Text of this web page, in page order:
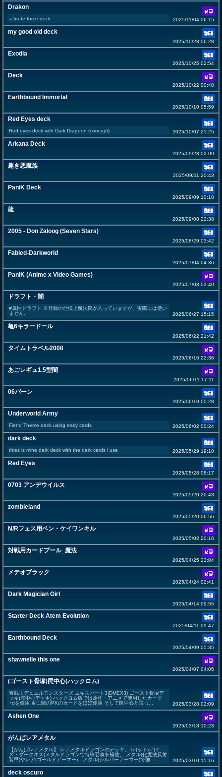
Drakon
a brute force deck 2025/11/04 06:15
my good old deck
2025/10/28 06:28
Exodia
2025/10/25 02:54
Deck
2025/10/22 00:48
Earthbound Immortal
2025/10/10 05:59
Red Eyes deck
Red eyes deck with Dark Dragoon (concept) 2025/10/07 21:25
Arkana Deck
2025/09/23 02:09
趣き悪魔族
2025/09/11 20:43
PaniK Deck
2025/09/09 10:18
龍
2025/09/08 22:38
2005 - Don Zaloog (Seven Stars)
2025/08/29 03:42
Fabled-Darkworld
2025/07/04 04:36
PaniK (Anime x Video Games)
2025/07/03 03:40
ドラフト・闇
#属性ドラフト ※登録の仕様上魔法罠が入っていますが、実際には使い
ません。
2025/06/27 15:15
亀6キラードール
2025/06/22 21:42
タイムトラベル2008
2025/06/16 22:36
あごレギュ1.5型闇
2025/06/11 17:11
06バーン
2025/06/10 00:28
Underworld Army
Fiend Theme deck using early cards 2025/06/02 00:24
dark deck
thies is mine dark deck with the dark cards i use 2025/05/29 19:10
Red Eyes
2025/05/28 08:17
0703 アンデウイルス
2025/05/20 20:43
zombieland
2025/05/20 06:56
N/Rフェス用ベン・ケイワンキル
2025/05/02 20:16
対戦用カードプール_魔法
2025/04/25 23:04
メテオブラック
2025/04/24 02:41
Dark Magician Girl
2025/04/14 09:55
Starter Deck Atem Evolution
2025/04/11 09:47
Earthbound Deck
2025/04/09 05:35
shawnelle this one
2025/04/07 04:05
(ゴースト骨塚)罠中心(ハックロム)
遊戯王デュエルモンスターズ エキスパート3(DMEX3) ゴースト骨塚デ
ッキ(罠中心デッキ) ハックロム版では原作・アニメで使用したカード
+αを使用 更に闇のPKのカードをほぼ使用 そして罠中心と言っ...
2025/03/28 02:09
Ashen One
2025/03/18 10:23
がんばレアメタル
【がんばレアメタル】 レアメタルドラゴンのデッキ。 レ(ッド)ア(イ
ズ・ダークネス)メタルドラゴンで特殊召喚を補佐、 メタル(化魔法反射
装甲)やレア(ゴールドアーマー)、メタル(シルバーアーマー)で強...
2025/03/10 15:16
deck oscuro